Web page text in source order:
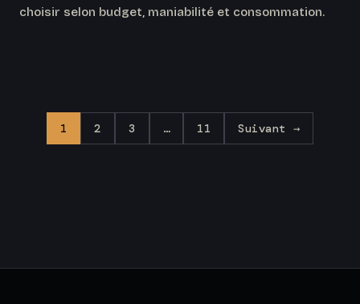
choisir selon budget, maniabilité et consommation.
1 2 3 … 11 Suivant →